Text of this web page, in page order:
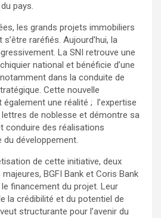
pays.
les grands projets immobiliers
raréfiés. Aujourd’hui, la
La SNI retrouve une
national et bénéficie d’une
dans la conduite de
Cette nouvelle
une réalité ; l’expertise
de noblesse et démontre sa
conduire des réalisations
développement.
de cette initiative, deux
BGFI Bank et Coris Bank
financement du projet. Leur
la crédibilité et du potentiel de
structurante pour l’avenir du